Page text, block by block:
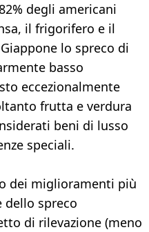
degli americani
il frigorifero e il
lo spreco di
basso
eccezionalmente
frutta e verdura
beni di lusso
speciali.
dei miglioramenti più
dello spreco
di rilevazione (meno